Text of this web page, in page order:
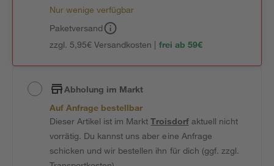
Nur wenige verfügbar
Paketversand
zzgl. 5,95€ Versandkosten | frei ab 59€
Abholung im Markt
Auf Anfrage bestellbar
Dieser Artikel ist im MarktTroisdorfaktuell nicht
vorrätig. Du kannst uns aber eine Anfrage
schicken und wir bestellen ihn für dich (ggf. zzgl.